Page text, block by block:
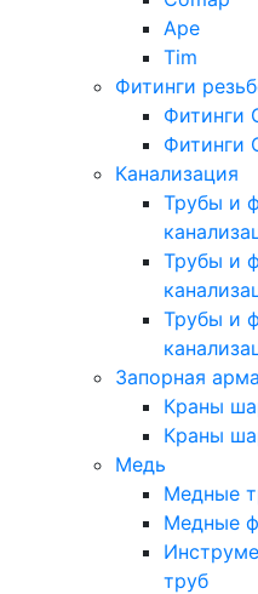
Ape
Tim
Фитинги
Фитинги
Фитинги
Канализация
Трубы и
Трубы и
Трубы и
Запорная
Краны
Краны
Медь
Медные
Медные
труб